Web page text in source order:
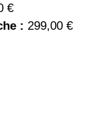
€
: 299,00 €